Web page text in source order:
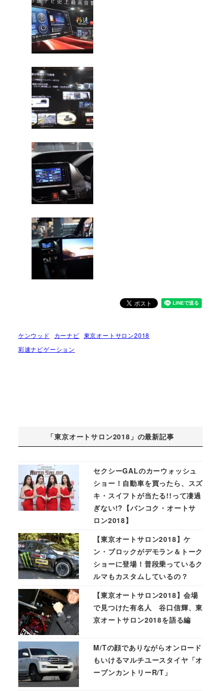
ケンウッド カーナビ 東京オートサロン2018
彩速ナビゲーション
「東京オートサロン2018」の最新記事
セクシーGALのカーウォッシュ
ショー！自動車を買ったら、スズ
キ・スイフトが当たる!!って凄過
ぎない!?【バンコク・オートサ
ロン2018】
【東京オートサロン2018】ケ
ン・ブロックがデモラン＆トーク
ショーに登場！普段乗っているク
ルマもカスタムしているの？
【東京オートサロン2018】会場
で見つけた有名人 谷口信輝、東
京オートサロン2018を語る編
M/Tの顔でありながらオンロード
もいけるマルチユースタイヤ「オ
ープンカントリーR/T」